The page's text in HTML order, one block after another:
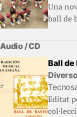
Una
ball de
Audio / CD
Ball
Editat